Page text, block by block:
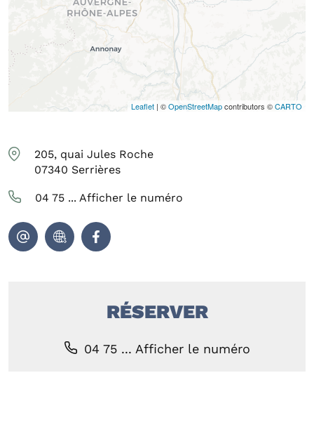
Leaflet | ©OpenStreetMapcontributors ©CARTO
205, quai Jules Roche
07340 Serrières
04 75 ... Afficher le numéro
RÉSERVER
04 75 ... Afficher le numéro